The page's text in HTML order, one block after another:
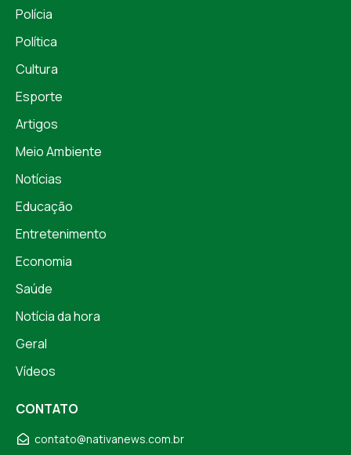
Polícia
Política
Cultura
Esporte
Artigos
Meio Ambiente
Notícias
Educação
Entretenimento
Economia
Saúde
Notícia da hora
Geral
Vídeos
CONTATO
contato@nativanews.com.br